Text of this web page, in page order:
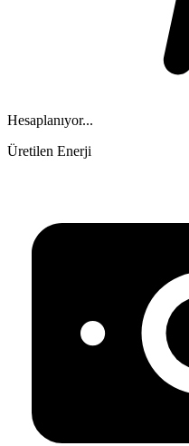
Hesaplanıyor...
Üretilen Enerji